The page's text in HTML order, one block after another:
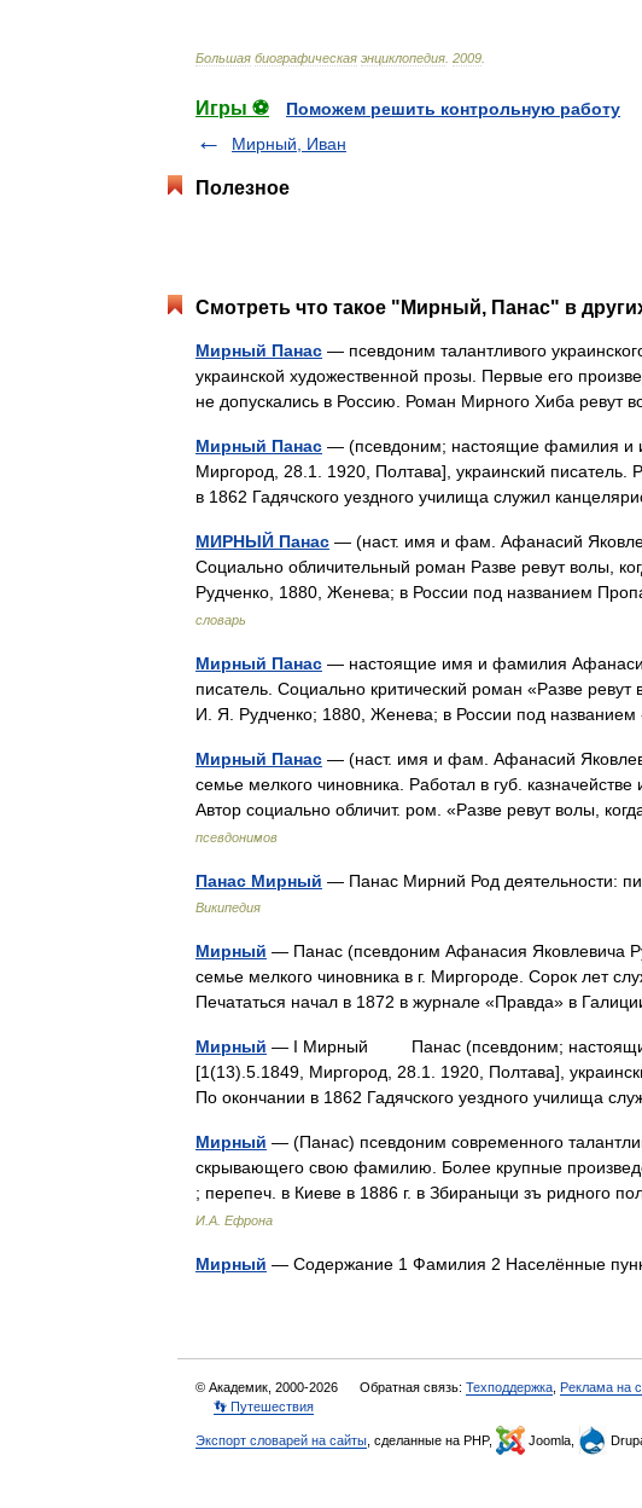
Большая биографическая энциклопедия 2009
Игры ⚽
Поможем решить контрольную работу
Мирный, Иван
Полезное
Смотреть что такое "Мирный, Панас" в
Мирный Панас — псевдоним талантливого
украинской художественной прозы. Первые его
не допускались в Россию. Роман Мирного Хиба ревут
Мирный Панас — (псевдоним; настоящие фамилия и
Миргород, 28.1. 1920, Полтава], украинский писатель.
в 1862 Гадячского уездного училища служил
МИРНЫЙ Панас — (наст. имя и фам. Афанасий
Социально обличительный роман Разве ревут волы,
Рудченко, 1880, Женева; в России под названием
словарь
Мирный Панас — настоящие имя и фамилия
писатель. Социально критический роман «Разве
И. Я. Рудченко; 1880, Женева; в России под
Мирный Панас — (наст. имя и фам. Афанасий
семье мелкого чиновника. Работал в губ.
Автор социально обличит. ром. «Разве ревут волы,
псевдонимов
Панас Мирный — Панас Мирний Род деятельности:
Википедия
Мирный — Панас (псевдоним Афанасия Яковлевича
семье мелкого чиновника в г. Миргороде. Сорок лет
Печататься начал в 1872 в журнале «Правда» в
Мирный — I Мирный Панас (псевдоним; настоящие
[1(13).5.1849, Миргород, 28.1. 1920, Полтава],
По окончании в 1862 Гадячского уездного училища
Мирный — (Панас) псевдоним современного
скрывающего свою фамилию. Более крупные
; перепеч. в Киеве в 1886 г. в Збираныци зъ ридного
И.А. Ефрона
Мирный — Содержание 1 Фамилия 2 Населённые
© Академик, 2000-2026 Обратная связь: Техподдержка Реклама на
👣 Путешествия
Экспорт словарей на сайты , сделанные на PHP, Joomla,